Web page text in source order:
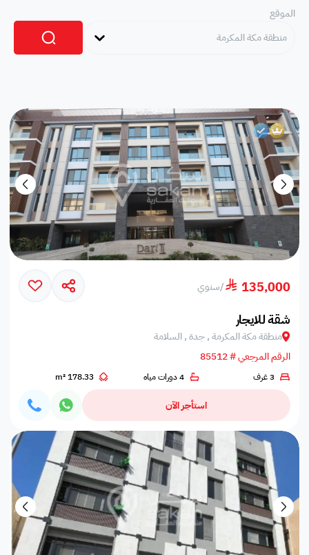
الموقع
منطقة مكة المكرمة
135,000
/سنوي
شقة للايجار
منطقة مكة المكرمة , جدة , السلامة
الرقم المرجعي # 85512
3 غرف 4 دورات مياه 178.33 m²
استأجر الآن